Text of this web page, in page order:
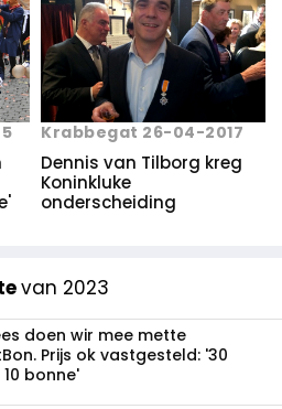
Krabbegat 26-04-2017
Dennis van Tilborg kreg
Koninkluke
onderscheiding
van 2023
doen wir mee mette
Prijs ok vastgesteld: '30
bonne'